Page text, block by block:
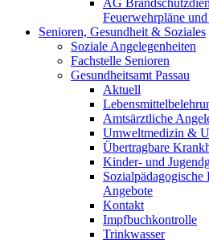
AG
Feuerwehrpläne
Senioren, Gesundheit & Soziales
Soziale Angelegenheiten
Fachstelle Senioren
Gesundheitsamt Passau
Aktuell
Amtsärztliche
Umweltmedizin &
Übertragbare
Kinder- und
Angebote
Kontakt
Impfbuchkontrolle
Trinkwasser